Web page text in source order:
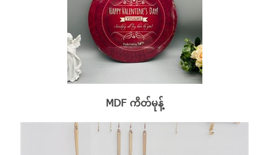
MDF ကိတ်မုန့်